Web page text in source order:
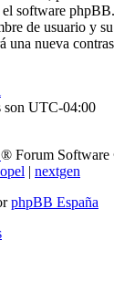
software
de usuario y
una nueva
son UTC-04:00
® Forum
| nextgen
phpBB España